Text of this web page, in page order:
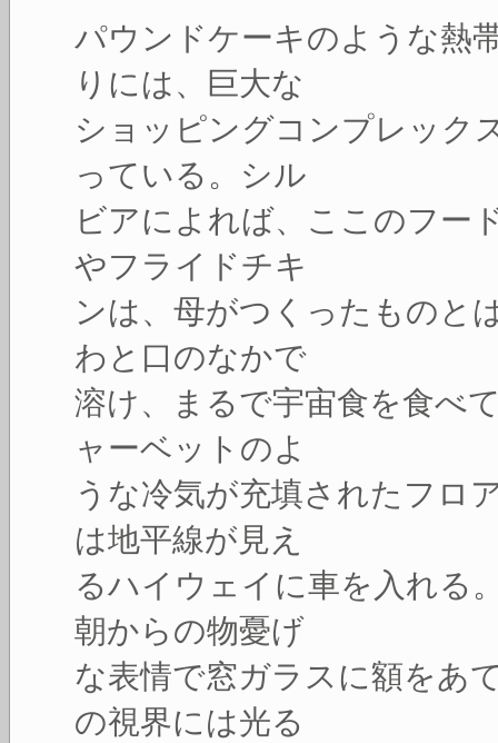
パウンドケーキのような熱
りには、巨大な
ショッピングコンプレック
っている。シル
ビアによれば、ここのフー
やフライドチキ
ンは、母がつくったものと
わと口のなかで
溶け、まるで宇宙食を食べ
ャーベットのよ
うな冷気が充填されたフロ
は地平線が見え
るハイウェイに車を入れる
朝からの物憂げ
な表情で窓ガラスに額をあ
の視界には光る